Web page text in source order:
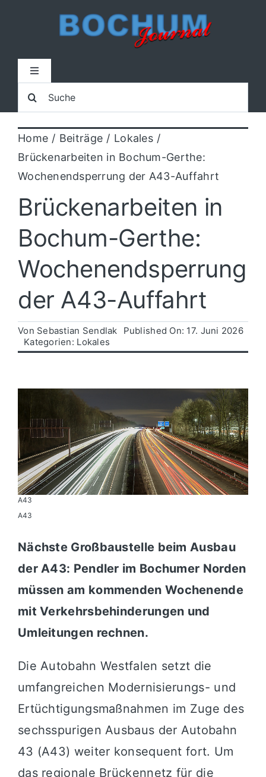
Toggle
Home
Lokal
Blaulicht
Sport
Kultur
Politik
Wirtschaft
Suche
nach:
Home Beiträge
Lokales
Brückenarbeiten in Bochum-Gerthe:
Wochenendsperrung der A43-Auffahrt
Brückenarbeiten in
Bochum-Gerthe:
Wochenendsperrung
der A43-Auffahrt
Von Sebastian Sendlak
Published On: 17. Juni 2026
Kategorien: Lokales
A43
A43
Nächste Großbaustelle beim Ausbau
der A43: Pendler im Bochumer Norden
müssen am kommenden Wochenende
mit Verkehrsbehinderungen und
Umleitungen rechnen.
Die Autobahn Westfalen setzt die
umfangreichen Modernisierungs- und
Ertüchtigungsmaßnahmen im Zuge des
sechsspurigen Ausbaus der Autobahn
43 (A43) weiter konsequent fort. Um
das regionale Brückennetz für die